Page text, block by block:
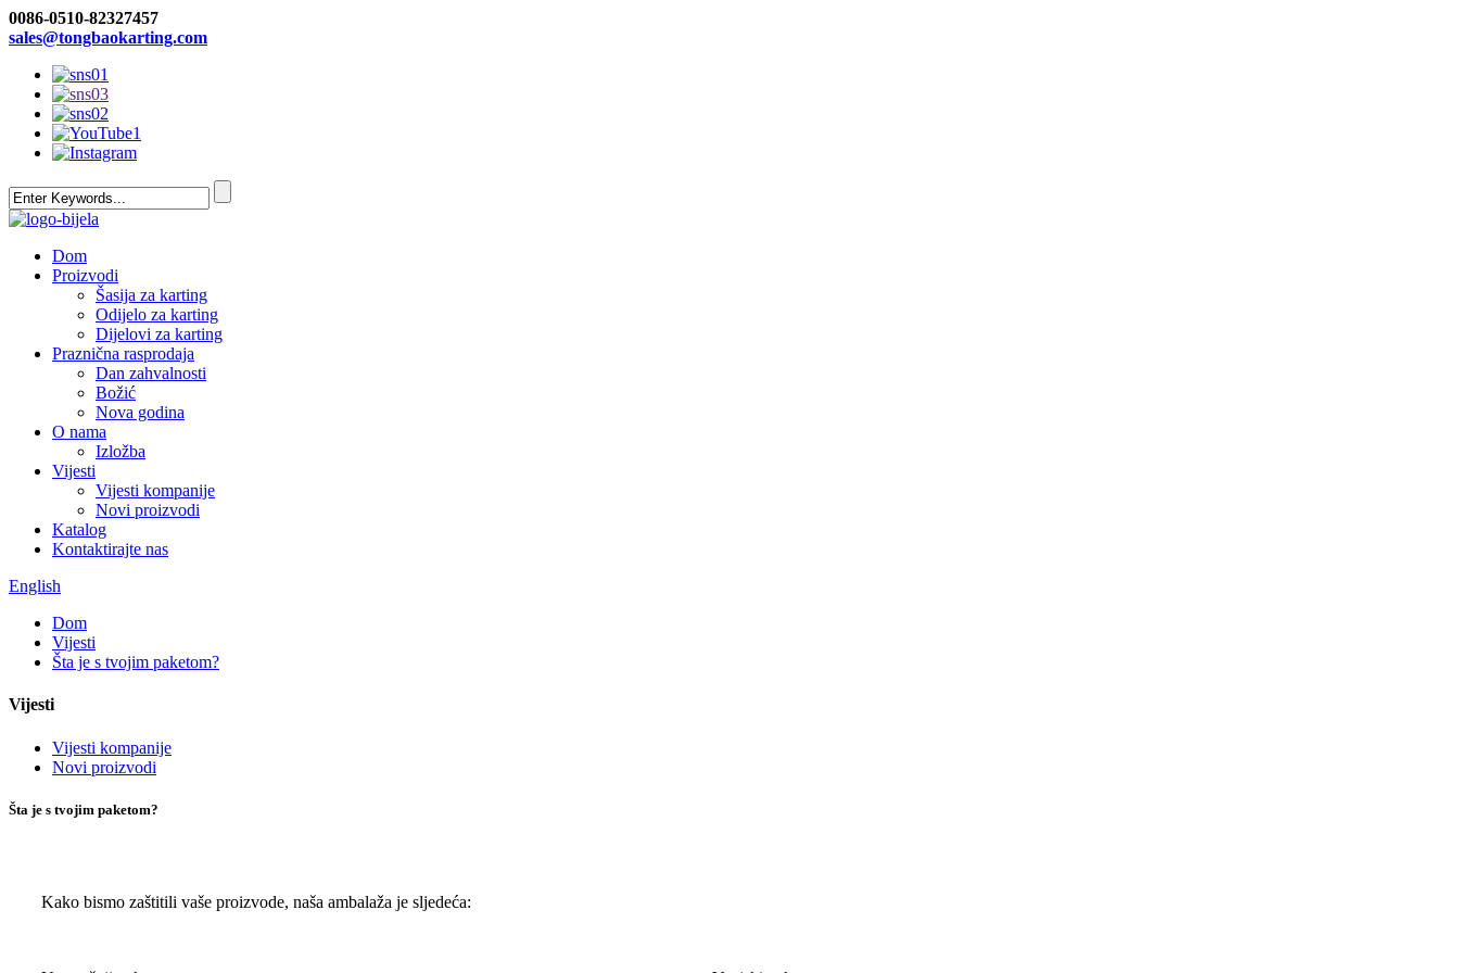
0086-0510-82327457
sales@tongbaokarting.com
Dom
Proizvodi
Šasija za karting
Odijelo za karting
Dijelovi za karting
Praznična rasprodaja
Dan zahvalnosti
Božić
Nova godina
O nama
Izložba
Vijesti
Vijesti kompanije
Novi proizvodi
Katalog
Kontaktirajte nas
English
Dom
Vijesti
Šta je s tvojim paketom?
Vijesti
Vijesti kompanije
Novi proizvodi
Šta je s tvojim paketom?
Kako bismo zaštitili vaše proizvode, naša ambalaža je sljedeća: